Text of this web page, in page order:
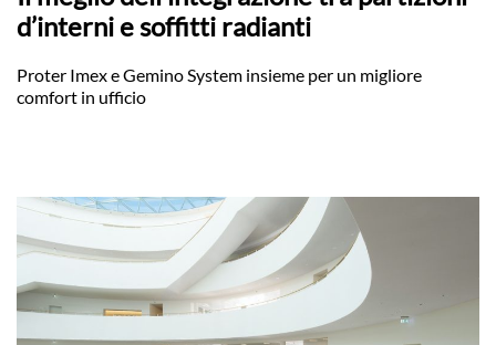
d’interni e soffitti radianti
Proter Imex e Gemino System insieme per un migliore
comfort in ufficio